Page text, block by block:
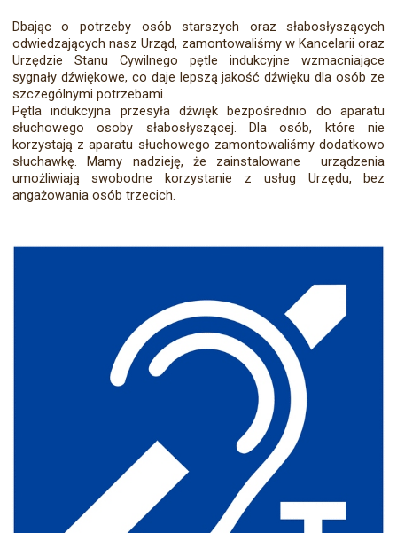
Dbając o potrzeby osób starszych oraz słabosłyszących
odwiedzających nasz Urząd, zamontowaliśmy w Kancelarii oraz
Urzędzie Stanu Cywilnego pętle indukcyjne wzmacniające
sygnały dźwiękowe, co daje lepszą jakość dźwięku dla osób ze
szczególnymi potrzebami.
Pętla indukcyjna przesyła dźwięk bezpośrednio do aparatu
słuchowego osoby słabosłyszącej. Dla osób, które nie
korzystają z aparatu słuchowego zamontowaliśmy dodatkowo
słuchawkę. Mamy nadzieję, że zainstalowane urządzenia
umożliwiają swobodne korzystanie z usług Urzędu, bez
angażowania osób trzecich.